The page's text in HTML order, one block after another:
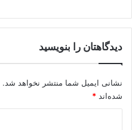
دیدگاهتان را بنویسید
نشانی ایمیل شما منتشر نخواهد شد.
شده‌اند *